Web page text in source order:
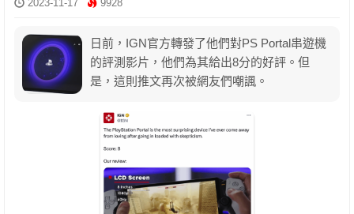
2023-11-17 9928
日前，IGN官方轉發了他們對PS Portal串遊機
的評測影片，他們為其給出8分的好評。但
是，這則推文再次被網友們嘲諷。